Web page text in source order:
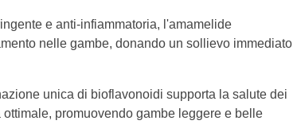
e anti-infiammatoria, l'amamelide
nelle gambe, donando un sollievo immediato
unica di bioflavonoidi supporta la salute dei
promuovendo gambe leggere e belle